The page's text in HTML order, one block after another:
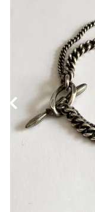
NEWS
Guidelines